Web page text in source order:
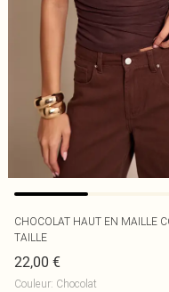
CHOCOLAT HAUT EN MAILLE
TAILLE
22,00 €
Couleur: Chocolat